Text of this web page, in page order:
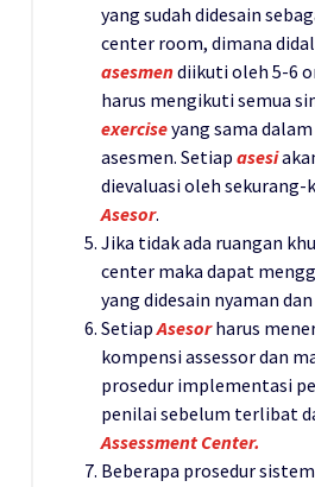
yang sudah didesain
center room, dimana
asesmendiikuti oleh 5-6
harus mengikuti semua
exerciseyang sama
asesmen. Setiap asesi
dievaluasi oleh sekurang-
Asesor.
Jika tidak ada ruangan
center maka dapat
yang didesain nyaman
SetiapAsesorharus
kompensi assessor dan
prosedur implementasi
penilai sebelum terlibat
Assessment Center.
Beberapa prosedur